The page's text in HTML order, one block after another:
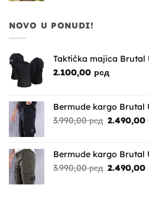
NOVO U PONUDI!
Taktička majica Brutal
2.100,00 рсд
Bermude kargo Brutal
3.990,00рсд
bila:
3.990,00
2.490,00
Bermude kargo Brutal
3.990,00рсд 2.490,00